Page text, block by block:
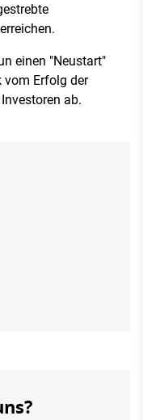
einen "Neustart"
vom Erfolg der
ab.